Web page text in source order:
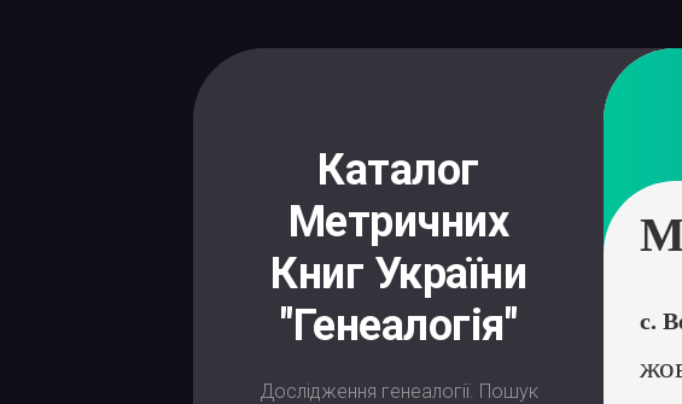
Каталог
Метричних
Книг України
"Генеалогія"
Дослідження генеалогії. Пошук
с.